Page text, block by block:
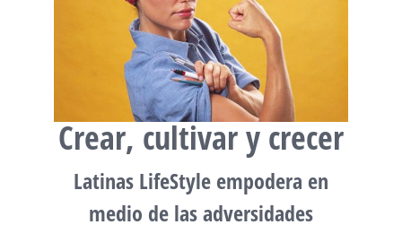
Crear, cultivar y crecer
Latinas LifeStyle empodera en
medio de las adversidades